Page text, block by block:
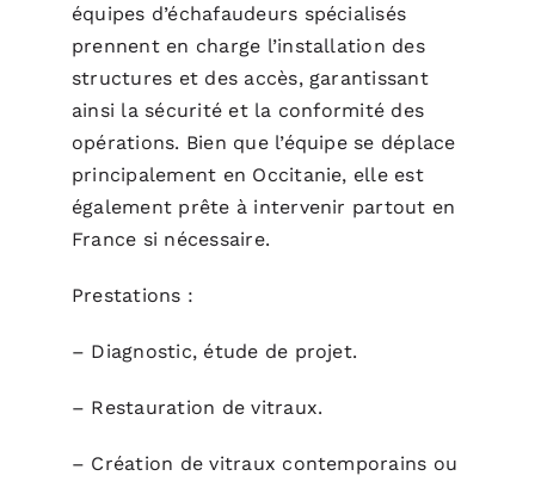
équipes d’échafaudeurs spécialisés
prennent en charge l’installation des
structures et des accès, garantissant
ainsi la sécurité et la conformité des
opérations. Bien que l’équipe se déplace
principalement en Occitanie, elle est
également prête à intervenir partout en
France si nécessaire.
Prestations :
– Diagnostic, étude de projet.
– Restauration de vitraux.
– Création de vitraux contemporains ou